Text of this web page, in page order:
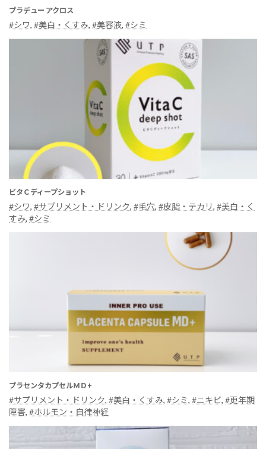
プラデュー アクロス
#シワ, #美白・くすみ, #美容液, #シミ
ビタＣディープショット
#シワ, #サプリメント・ドリンク, #毛穴, #皮脂・テカリ, #美白・く
すみ, #シミ
プラセンタカプセルＭＤ+
#サプリメント・ドリンク, #美白・くすみ, #シミ, #ニキビ, #更年期
障害, #ホルモン・自律神経